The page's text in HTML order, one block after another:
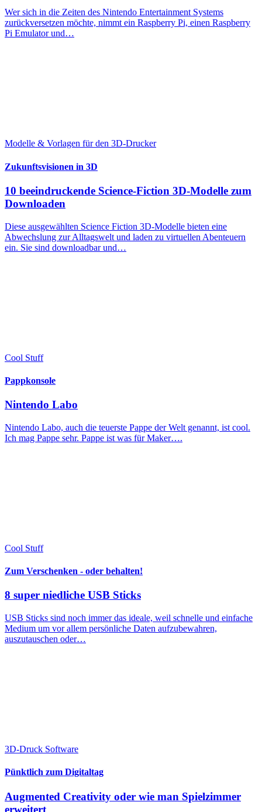
Wer sich in die Zeiten des Nintendo Entertainment Systems
zurückversetzen möchte, nimmt ein Raspberry Pi, einen Raspberry
Pi Emulator und…
Modelle & Vorlagen für den 3D-Drucker
Zukunftsvisionen in 3D
10 beeindruckende Science-Fiction 3D-Modelle zum
Downloaden
Diese ausgewählten Science Fiction 3D-Modelle bieten eine
Abwechslung zur Alltagswelt und laden zu virtuellen Abenteuern
ein. Sie sind downloadbar und…
Cool Stuff
Pappkonsole
Nintendo Labo
Nintendo Labo, auch die teuerste Pappe der Welt genannt, ist cool.
Ich mag Pappe sehr. Pappe ist was für Maker….
Cool Stuff
Zum Verschenken - oder behalten!
8 super niedliche USB Sticks
USB Sticks sind noch immer das ideale, weil schnelle und einfache
Medium um vor allem persönliche Daten aufzubewahren,
auszutauschen oder…
3D-Druck Software
Pünktlich zum Digitaltag
Augmented Creativity oder wie man Spielzimmer
erweitert